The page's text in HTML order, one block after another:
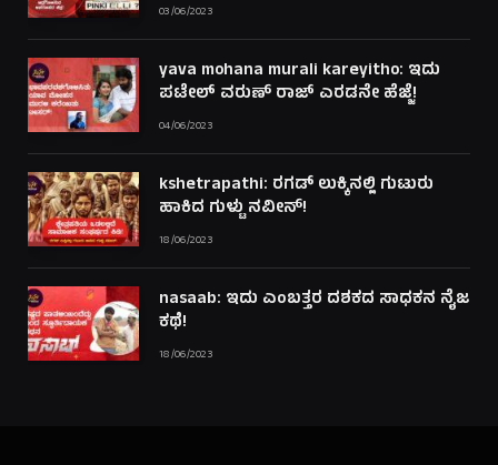
03/06/2023
yava mohana murali kareyitho: ಇದು
ಪಟೇಲ್ ವರುಣ್ ರಾಜ್ ಎರಡನೇ ಹೆಜ್ಜೆ!
04/06/2023
kshetrapathi: ರಗಡ್ ಲುಕ್ಕಿನಲ್ಲಿ ಗುಟುರು
ಹಾಕಿದ ಗುಳ್ಟು ನವೀನ್!
18/06/2023
nasaab: ಇದು ಎಂಬತ್ತರ ದಶಕದ ಸಾಧಕನ ನೈಜ
ಕಥೆ!
18/06/2023